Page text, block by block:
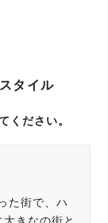
タイル
ください。
た街で、ハ